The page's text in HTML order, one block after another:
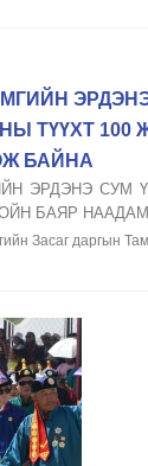
ТҮҮХТ
БАЙНА
ЭРДЭНЭ СУМ
ОЙН БАЯР
Засаг даргын